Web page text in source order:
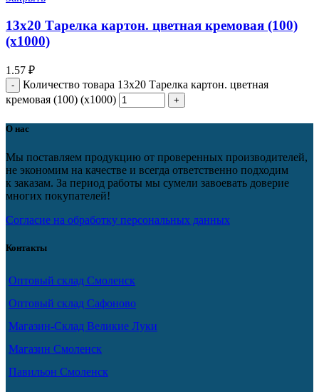
13х20 Тарелка картон. цветная кремовая (100)
(х1000)
1.57 ₽
Количество товара 13х20 Тарелка картон. цветная
кремовая (100) (х1000)
О нас
Мы поставляем продукцию от проверенных производителей,
не экономим на качестве и всегда ответственно подходим
к заказам. За период работы мы сумели завоевать доверие
многих покупателей!
Согласие на обработку персональных данных
Контакты
Оптовый склад Смоленск
Оптовый склад Сафоново
Магазин-Склад Великие Луки
Магазин Смоленск
Павильон Смоленск